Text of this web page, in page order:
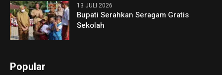
13 JULI 2026
Bupati Serahkan Seragam Gratis
Sekolah
Popular